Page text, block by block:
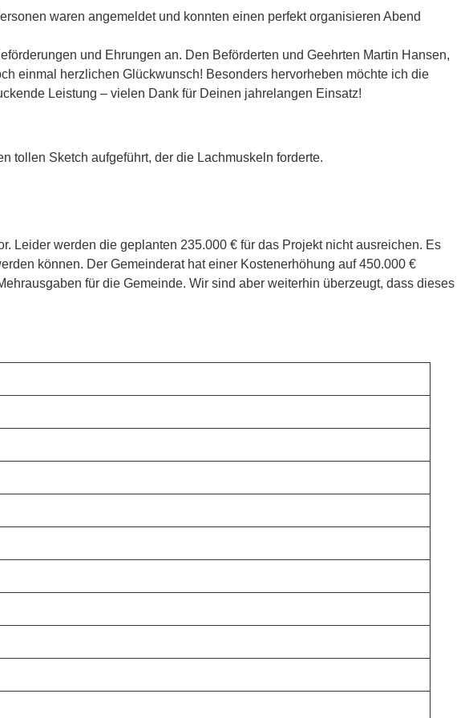
waren angemeldet und konnten einen perfekt organisieren Abend
und Ehrungen an. Den Beförderten und Geehrten Martin Hansen,
einmal herzlichen Glückwunsch! Besonders hervorheben möchte ich die
Leistung – vielen Dank für Deinen jahrelangen Einsatz!
tollen Sketch aufgeführt, der die Lachmuskeln forderte.
Leider werden die geplanten 235.000 € für das Projekt nicht ausreichen. Es
können. Der Gemeinderat hat einer Kostenerhöhung auf 450.000 €
für die Gemeinde. Wir sind aber weiterhin überzeugt, dass dieses